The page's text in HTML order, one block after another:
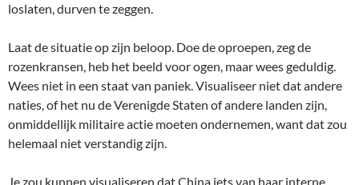
loslaten, durven te zeggen.
Laat de situatie op zijn beloop. Doe de oproepen, zeg de
rozenkransen, heb het beeld voor ogen, maar wees geduldig.
Wees niet in een staat van paniek. Visualiseer niet dat andere
naties, of het nu de Verenigde Staten of andere landen zijn,
onmiddellijk militaire actie moeten ondernemen, want dat zou
helemaal niet verstandig zijn.
Je zou kunnen visualiseren dat China iets van haar interne